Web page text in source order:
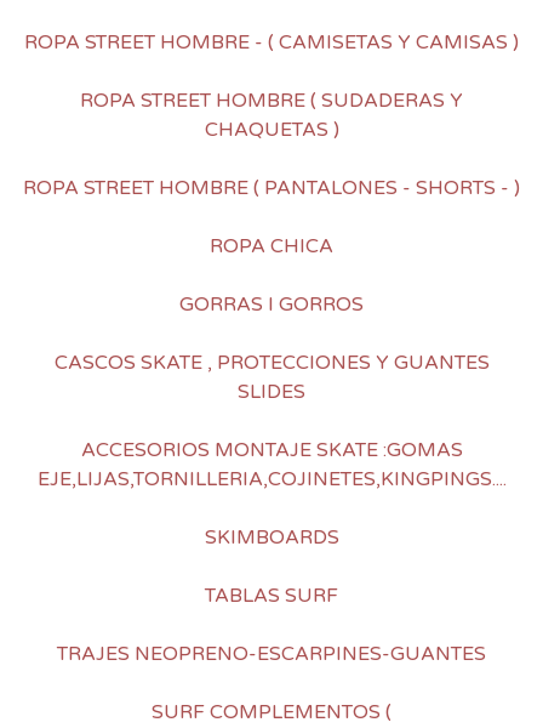
ROPA STREET HOMBRE - ( CAMISETAS Y CAMISAS )
ROPA STREET HOMBRE ( SUDADERAS Y
CHAQUETAS )
ROPA STREET HOMBRE ( PANTALONES - SHORTS - )
ROPA CHICA
GORRAS I GORROS
CASCOS SKATE , PROTECCIONES Y GUANTES
SLIDES
ACCESORIOS MONTAJE SKATE :GOMAS
EJE,LIJAS,TORNILLERIA,COJINETES,KINGPINGS....
SKIMBOARDS
TABLAS SURF
TRAJES NEOPRENO-ESCARPINES-GUANTES
SURF COMPLEMENTOS (